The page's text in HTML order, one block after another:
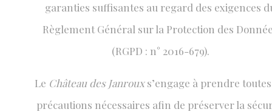
garanties suffisantes au regard des exigences
Règlement Général sur la Protection des
(RGPD : n° 2016-679).
Le Château des Janrouxs’engage à prendre
précautions nécessaires afin de préserver la